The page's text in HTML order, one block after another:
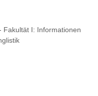
Fakultät I: Informationen